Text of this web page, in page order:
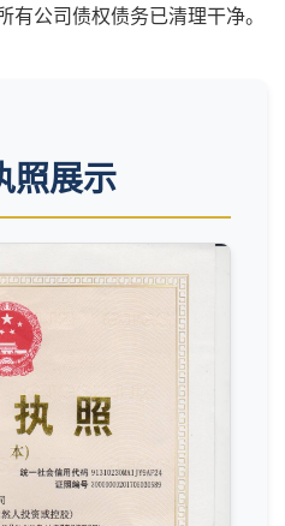
公司债权债务已清理干净。
照展示